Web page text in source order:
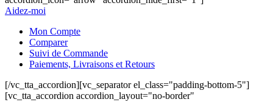
Aidez-moi
Mon Compte
Comparer
Suivi de Commande
Paiements, Livraisons et Retours
[/vc_tta_accordion][vc_separator el_class="padding-bottom-5"]
[vc_tta_accordion accordion_layout="no-border"